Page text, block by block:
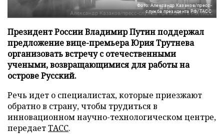
Фото: Александр Казаков/пресс-
служба президента РФ/ТАСС
Президент России Владимир Путин поддержал
предложение вице-премьера Юрия Трутнева
организовать встречу с отечественными
учеными, возвращающимися для работы на
острове Русский.
Речь идет о специалистах, которые приезжают
обратно в страну, чтобы трудиться в
инновационном научно-технологическом центре,
передаетТАСС.